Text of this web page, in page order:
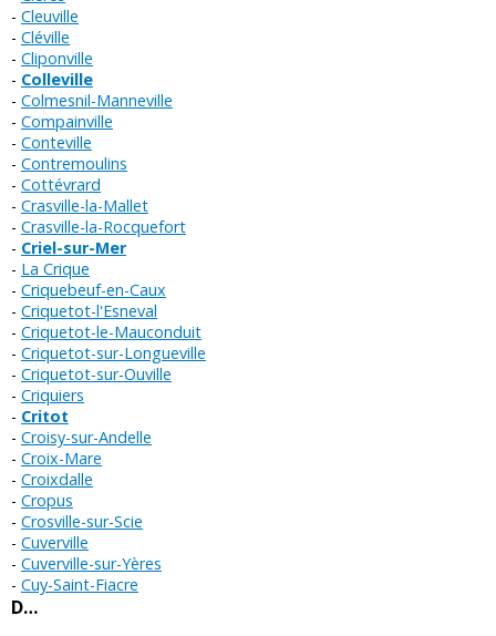
Cleuville
Cléville
Cliponville
Colleville
Colmesnil-Manneville
Compainville
Conteville
Contremoulins
Cottévrard
Crasville-la-Mallet
Crasville-la-Rocquefort
Criel-sur-Mer
La Crique
Criquebeuf-en-Caux
Criquetot-l'Esneval
Criquetot-le-Mauconduit
Criquetot-sur-Longueville
Criquetot-sur-Ouville
Criquiers
Critot
Croisy-sur-Andelle
Croix-Mare
Croixdalle
Cropus
Crosville-sur-Scie
Cuverville
Cuverville-sur-Yères
Cuy-Saint-Fiacre
D…